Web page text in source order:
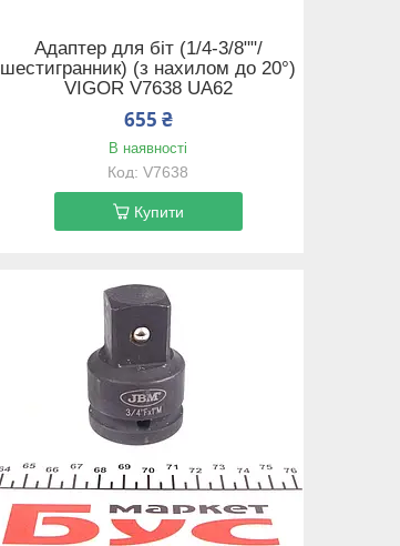
Адаптер для біт (1/4-3/8""/
шестигранник) (з нахилом до 20°)
VIGOR V7638 UA62
655 ₴
В наявності
V7638
Купити